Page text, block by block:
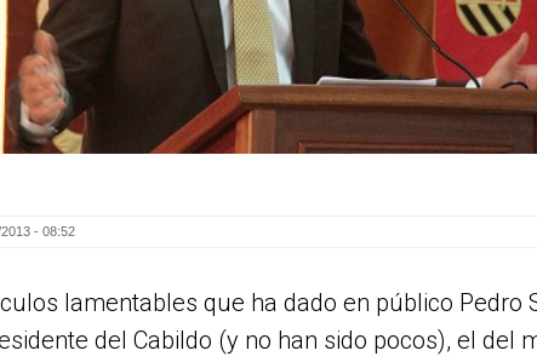
- 08:52
lamentables que ha dado en público Pedro
del Cabildo (y no han sido pocos), el del